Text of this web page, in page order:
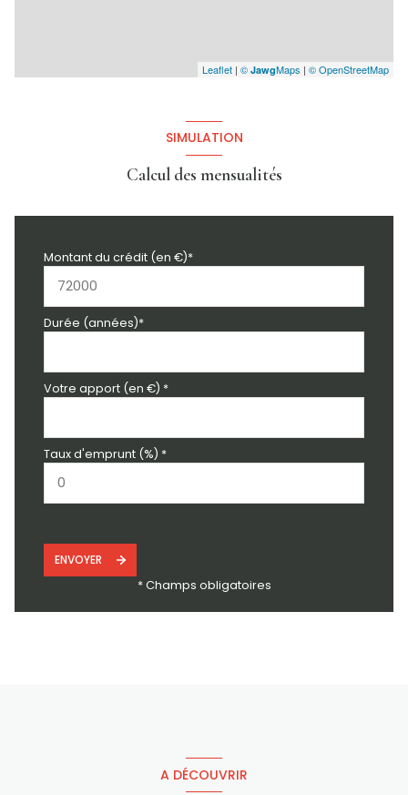
Leaflet | © JawgMaps | © OpenStreetMap
SIMULATION
Calcul des mensualités
Montant du crédit (en €)*
Durée (années)*
Votre apport (en €) *
Taux d'emprunt (%) *
ENVOYER
* Champs obligatoires
A DÉCOUVRIR